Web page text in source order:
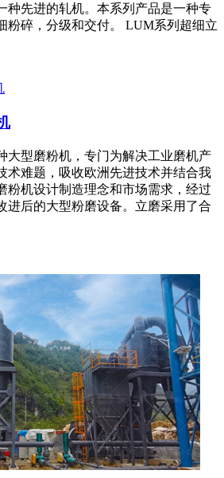
种先进的轧机。本系列产品是一种专
粉碎，分级和交付。 LUM系列超细立
大型磨粉机，专门为解决工业磨机产
术难题，吸收欧洲先进技术并结合我
粉机设计制造理念和市场需求，经过
进后的大型粉磨设备。立磨采用了合